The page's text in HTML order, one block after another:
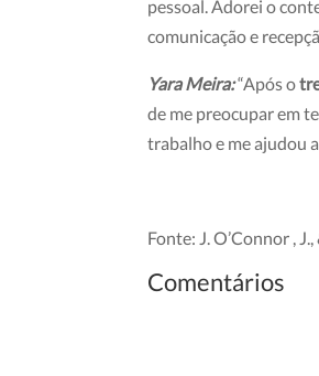
pessoal. Adorei o
comunicação e
Yara Meira:“Após o
de me preocupar em
trabalho e me ajudou
Fonte: J. O’Connor ,
Comentários